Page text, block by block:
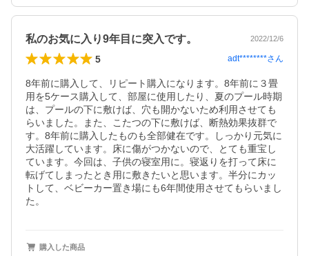
私のお気に入り9年目に突入です。 2022/12/6
5 adt********さん
8年前に購入して、リピート購入になります。8年前に３畳
用を5ケース購入して、部屋に使用したり、夏のプール時期
は、プールの下に敷けば、穴も開かないため利用させても
らいました。また、こたつの下に敷けば、断熱効果抜群で
す。8年前に購入したものも全部健在です。しっかり元気に
大活躍しています。床に傷がつかないので、とても重宝し
ています。今回は、子供の寝室用に。寝返りを打って床に
転げてしまったとき用に敷きたいと思います。半分にカッ
トして、ベビーカー置き場にも6年間使用させてもらいまし
た。
購入した商品